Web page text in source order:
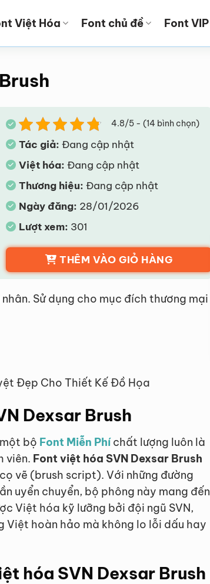
Việt Hóa Font chủ đề Font VIP
4.8/5 - (14 bình chọn)
Tác giả: Đang cập nhật
Việt hóa: Đang cập nhật
Thương hiệu: Đang cập nhật
Ngày đăng: 28/01/2026
Lượt xem: 301
THÊM VÀO GIỎ HÀNG
Sử dụng cho mục đích thương mại
Đẹp Cho Thiết Kế Đồ Họa
Dexsar Brush
bộ Font Miễn Phíchất lượng luôn là
viên. Font việt hóa SVN Dexsar Brush
vẽ (brush script). Với những đường
uyển chuyển, bộ phông này mang đến
Việt hóa kỹ lưỡng bởi đội ngũ SVN,
Việt hoàn hảo mà không lo lỗi dấu hay
hóa SVN Dexsar Brush